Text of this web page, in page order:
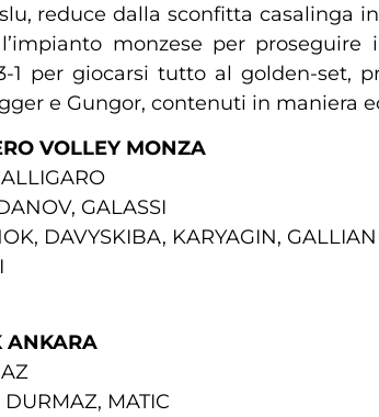
reduce dalla sconfitta casalinga
monzese per
1 per giocarsi tutto al golden-set,
e Gungor, contenuti in maniera
VOLLEY MONZA
GALASSI
DAVYSKIBA, KARYAGIN,
ANKARA
MATIC